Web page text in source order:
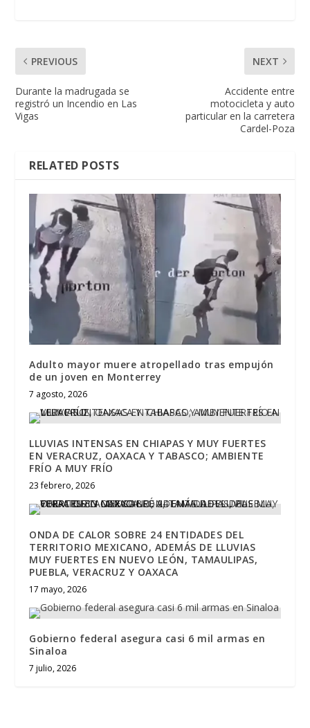
PREVIOUS
Durante la madrugada se
registró un Incendio en Las
Vigas
NEXT
Accidente entre
motocicleta y auto
particular en la carretera
Cardel-Poza
RELATED POSTS
Adulto mayor muere atropellado tras empujón
de un joven en Monterrey
7 agosto, 2026
LLUVIAS INTENSAS EN CHIAPAS Y MUY FUERTES
EN VERACRUZ, OAXACA Y TABASCO; AMBIENTE
FRÍO A MUY FRÍO
23 febrero, 2026
ONDA DE CALOR SOBRE 24 ENTIDADES DEL
TERRITORIO MEXICANO, ADEMÁS DE LLUVIAS
MUY FUERTES EN NUEVO LEÓN, TAMAULIPAS,
PUEBLA, VERACRUZ Y OAXACA
17 mayo, 2026
Gobierno federal asegura casi 6 mil armas en
Sinaloa
7 julio, 2026